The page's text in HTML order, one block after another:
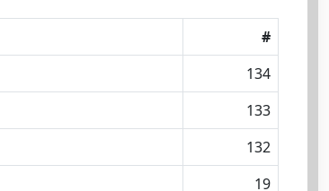
#
134
133
132
19